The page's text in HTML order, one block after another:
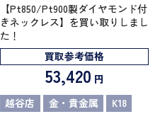
【Pt850/Pt900製ダイヤモンド付
きネックレス】を買い取りしまし
た！
買取参考価格
53,420 円
越谷店 金・貴金属
K18